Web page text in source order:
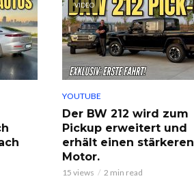
VIDEO
YOUTUBE
Der BW 212 wird zum
Pickup erweitert und
erhält einen stärkeren
Motor.
15 views 2 min read